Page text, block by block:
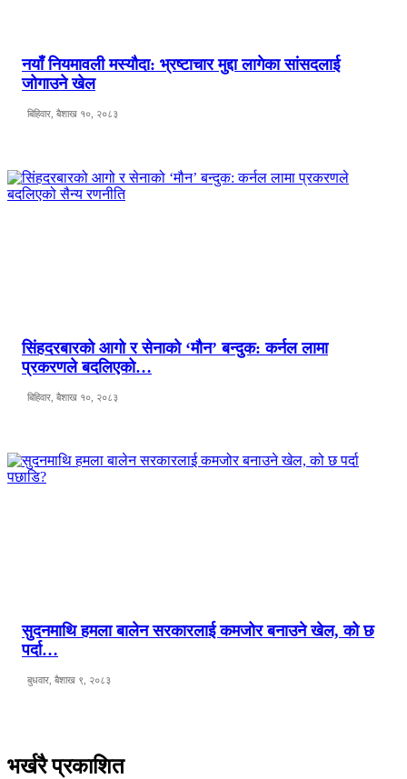
नयाँ नियमावली मस्यौदा: भ्रष्टाचार मुद्दा लागेका सांसदलाई
जोगाउने खेल
बिहिवार, बैशाख १०, २०८३
सिंहदरबारको आगो र सेनाको ‘मौन’ बन्दुक: कर्नल लामा
प्रकरणले बदलिएको…
बिहिवार, बैशाख १०, २०८३
सुदनमाथि हमला बालेन सरकारलाई कमजोर बनाउने खेल, को छ
पर्दा…
बुधवार, बैशाख ९, २०८३
भर्खरै प्रकाशित